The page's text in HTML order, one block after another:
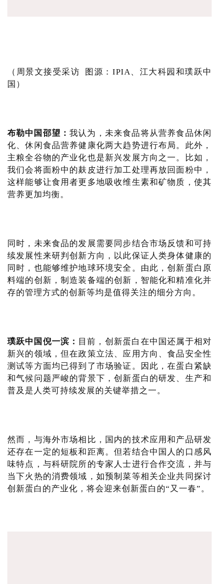
（周景文接受采访 图源：IPIA、江大科园和璞跃中
国）
布勒中国邵望： 我认为，未来食品将从营养食品休闲
化、休闲食品营养健康化两大趋势进行布局。此外，
主粮全谷物的产业化也是新兴发展方向之一。比如，
我们会将面粉中的麸皮进行加工处理再放回面粉中，
这样能够让食用者更多地吸收维生素和矿物质，使其
营养更加均衡。
同时，未来食品的发展需要同步结合市场反馈和可持
续发展性来研判创新方向，以此保证人类身体健康的
同时，也能够维护地球环境安全。由此，创新蛋白原
料端的创新，制造装备端的创新，智能化和精准化并
存的管理方式的创新等均是值得关注的细分方向。
璞跃中国倪一滨： 目前，创新蛋白在中国还属于相对
新兴的领域，但在政策立法、应用方向、食品安全性
测试等方面均已得到了市场验证。因此，在蛋白紧缺
和气候问题严峻的背景下，创新蛋白的研发、生产和
普及是人类可持续发展的关键举措之一。
然而，与海外市场相比，国内的技术应用和产品研发
还存在一定的短板和距离。但若结合中国人的口感风
味特点，与科研院所的专家人士进行合作交流，并与
当下火热的消费领域，如预制菜等相关企业共同探讨
创新蛋白的产业化，将会迎来创新蛋白的“又一春”。